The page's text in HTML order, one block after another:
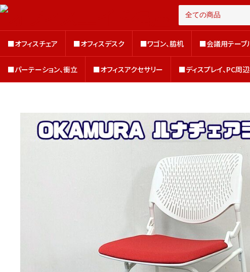
■オフィスチェア ■オフィスデスク ■ワゴン、脇机 ■会議用テーブ
■パーテーション、衝立 ■オフィスアクセサリー ■ディスプレイ、PC周
■オフィスチェア ■オフィスデスク ■ワゴン、脇机 ■会議用テーブ
■パーテーション、衝立 ■オフィスアクセサリー ■ディスプレイ、PC周